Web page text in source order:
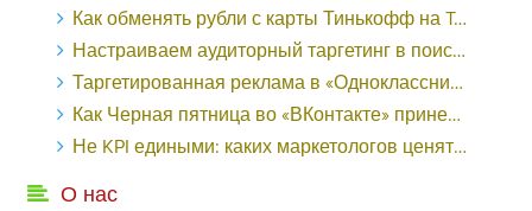
Как обменять рубли с карты Тинькофф на Tether ERC20 (USDT)?
Настраиваем аудиторный таргетинг в поисковой кампании Google Ads - «Заработок»
Таргетированная реклама в «Одноклассниках»: как ее настроить и нужно ли - «Заработок»
Как Черная пятница во «ВКонтакте» принесла магазину подарков 221 продажу по цене 38 рублей - «Заработок»
Не KPI едиными: каких маркетологов ценят - «Заработок»
О нас